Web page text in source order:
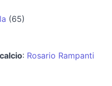
(65)
: Rosario Rampanti